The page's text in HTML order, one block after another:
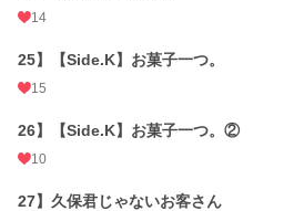
14
25】【Side.K】お菓子一つ。
15
26】【Side.K】お菓子一つ。②
10
27】久保君じゃないお客さん